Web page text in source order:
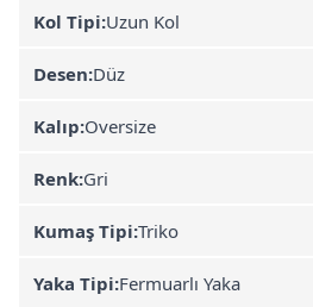
Kol Tipi:Uzun Kol
Desen:Düz
Kalıp:Oversize
Renk:Gri
Kumaş Tipi:Triko
Yaka Tipi:Fermuarlı Yaka